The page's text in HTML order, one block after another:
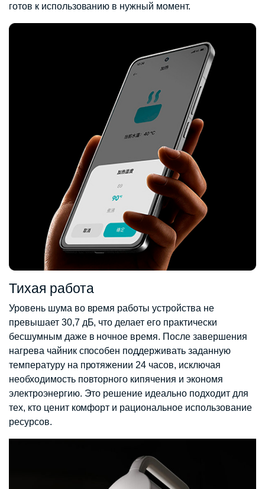
готов к использованию в нужный момент.
Тихая работа
Уровень шума во время работы устройства не
превышает 30,7 дБ, что делает его практически
бесшумным даже в ночное время. После завершения
нагрева чайник способен поддерживать заданную
температуру на протяжении 24 часов, исключая
необходимость повторного кипячения и экономя
электроэнергию. Это решение идеально подходит для
тех, кто ценит комфорт и рациональное использование
ресурсов.